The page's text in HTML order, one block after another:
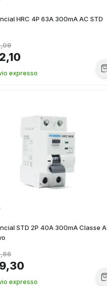
HRC 4P 63A 300mA AC STD
expresso
STD 2P 40A 300mA Classe A
expresso